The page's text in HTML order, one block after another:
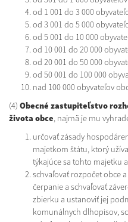
od 1 001 do 3 000
od 3 001 do 5 000
od 5 001 do 10 000
od 10 001 do 20 000
od 20 001 do 50 000
od 50 001 do 100 000
nad 100 000 obyvateľov
(4) Obecné zastupiteľstvo
života obce, najmä je mu
určovať zásady
majetkom štátu, ktorý
týkajúce sa tohto majetku
schvaľovať rozpočet obce
čerpanie a schvaľovať
zbierku a ustanoviť jej
komunálnych dlhopisov,